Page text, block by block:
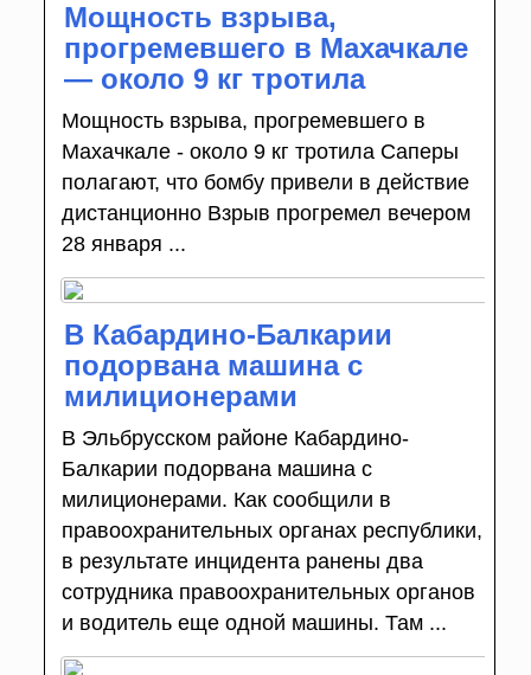
Мощность взрыва,
прогремевшего в Махачкале
— около 9 кг тротила
Мощность взрыва, прогремевшего в
Махачкале - около 9 кг тротила Саперы
полагают, что бомбу привели в действие
дистанционно Взрыв прогремел вечером
28 января ...
В Кабардино-Балкарии
подорвана машина с
милиционерами
В Эльбрусском районе Кабардино-
Балкарии подорвана машина с
милиционерами. Как сообщили в
правоохранительных органах республики,
в результате инцидента ранены два
сотрудника правоохранительных органов
и водитель еще одной машины. Там ...